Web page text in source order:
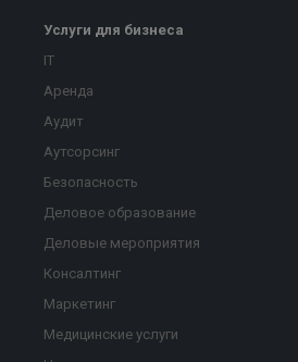
Услуги для бизнеса
IT
Аренда
Аудит
Аутсорсинг
Безопасность
Деловое образование
Деловые мероприятия
Консалтинг
Маркетинг
Медицинские услуги